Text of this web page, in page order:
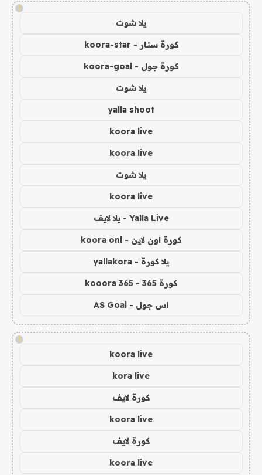
!
يلا شوت
كورة ستار - koora-star
كورة جول - koora-goal
يلا شوت
yalla shoot
koora live
koora live
يلا شوت
koora live
Yalla Live - يلا لايف
كورة اون لاين - koora onl
يلا كورة - yallakora
كورة 365 - kooora 365
اس جول - AS Goal
!
koora live
kora live
كورة لايف
koora live
كورة لايف
koora live